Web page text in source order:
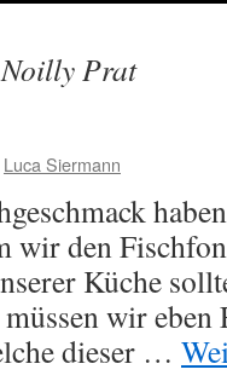
Noilly Prat
Luca Siermann
wir den
Küche
wir
dieser …